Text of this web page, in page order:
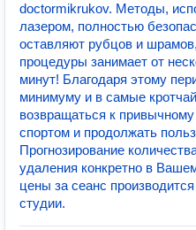
doctormikrukov. Методы,
лазером, полностью
оставляют рубцов и
процедуры занимает от
минут! Благодаря этому
минимуму и в самые
возвращаться к
спортом и продолжать
️Прогнозирование
удаления конкретно в
цены за сеанс
студии.